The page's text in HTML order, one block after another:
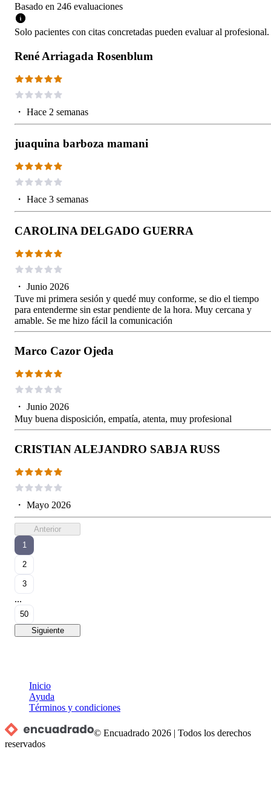
Basado en 246 evaluaciones
Solo pacientes con citas concretadas pueden evaluar al profesional.
René Arriagada Rosenblum
・ Hace 2 semanas
juaquina barboza mamani
・ Hace 3 semanas
CAROLINA DELGADO GUERRA
・ Junio 2026
Tuve mi primera sesión y quedé muy conforme, se dio el tiempo
para entenderme sin estar pendiente de la hora. Muy cercana y
amable. Se me hizo fácil la comunicación
Marco Cazor Ojeda
・ Junio 2026
Muy buena disposición, empatía, atenta, muy profesional
CRISTIAN ALEJANDRO SABJA RUSS
・ Mayo 2026
Anterior
1
2
3
...
50
Siguiente
Inicio
Ayuda
Términos y condiciones
© Encuadrado 2026 |Todos los derechos
reservados